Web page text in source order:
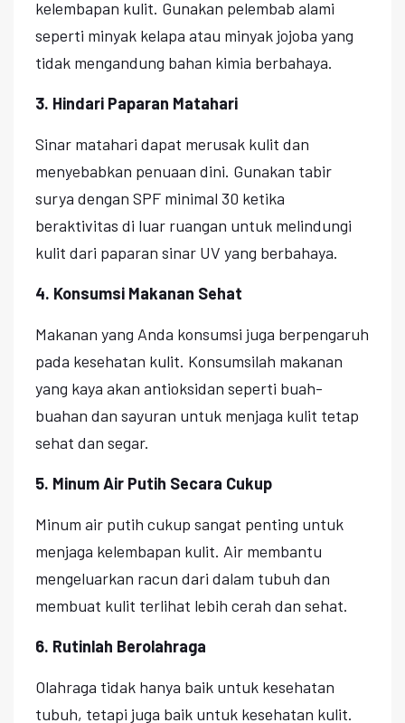
kelembapan kulit. Gunakan pelembab alami
seperti minyak kelapa atau minyak jojoba yang
tidak mengandung bahan kimia berbahaya.
3. Hindari Paparan Matahari
Sinar matahari dapat merusak kulit dan
menyebabkan penuaan dini. Gunakan tabir
surya dengan SPF minimal 30 ketika
beraktivitas di luar ruangan untuk melindungi
kulit dari paparan sinar UV yang berbahaya.
4. Konsumsi Makanan Sehat
Makanan yang Anda konsumsi juga berpengaruh
pada kesehatan kulit. Konsumsilah makanan
yang kaya akan antioksidan seperti buah-
buahan dan sayuran untuk menjaga kulit tetap
sehat dan segar.
5. Minum Air Putih Secara Cukup
Minum air putih cukup sangat penting untuk
menjaga kelembapan kulit. Air membantu
mengeluarkan racun dari dalam tubuh dan
membuat kulit terlihat lebih cerah dan sehat.
6. Rutinlah Berolahraga
Olahraga tidak hanya baik untuk kesehatan
tubuh, tetapi juga baik untuk kesehatan kulit.